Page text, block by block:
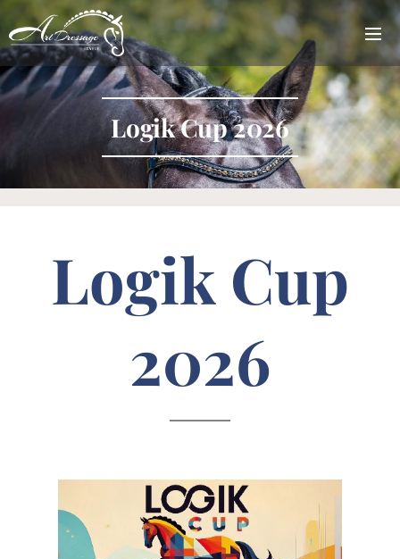
Logik Cup 2026
Logik Cup
2026